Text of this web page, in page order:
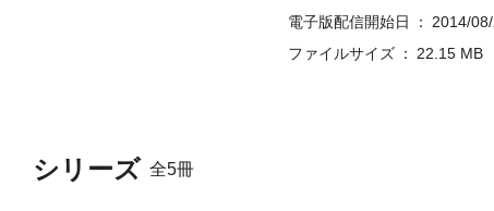
シリーズ 全5冊
電子版配信開始日
2014/
ファイルサイズ
22.15 MB